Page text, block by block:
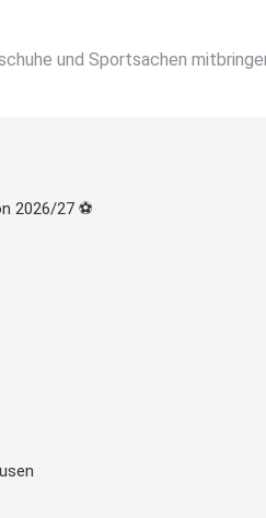
und Sportsachen
2026/27 ⚽